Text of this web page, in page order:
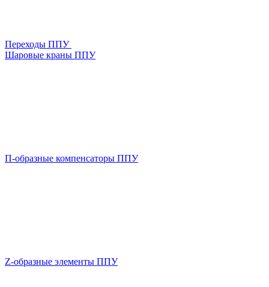
Переходы ППУ
Шаровые краны ППУ
П-образные компенсаторы ППУ
Z-образные элементы ППУ